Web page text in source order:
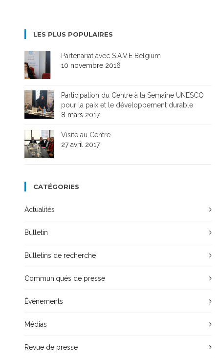
LES PLUS POPULAIRES
Partenariat avec S.A.V.E Belgium
10 novembre 2016
Participation du Centre à la Semaine UNESCO
pour la paix et le développement durable
8 mars 2017
Visite au Centre
27 avril 2017
CATÉGORIES
Actualités
Bulletin
Bulletins de recherche
Communiqués de presse
Événements
Médias
Revue de presse